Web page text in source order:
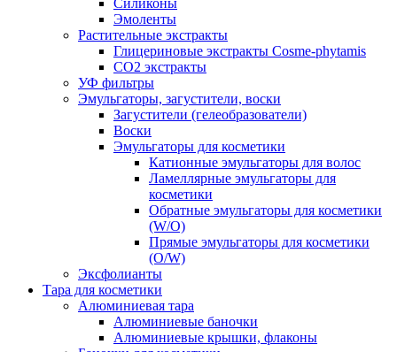
Силиконы
Эмоленты
Растительные экстракты
Глицериновые экстракты Cosme-phytamis
СО2 экстракты
УФ фильтры
Эмульгаторы, загустители, воски
Загустители (гелеобразователи)
Воски
Эмульгаторы для косметики
Катионные эмульгаторы для волос
Ламеллярные эмульгаторы для
косметики
Обратные эмульгаторы для косметики
(W/O)
Прямые эмульгаторы для косметики
(O/W)
Эксфолианты
Тара для косметики
Алюминиевая тара
Алюминиевые баночки
Алюминиевые крышки, флаконы